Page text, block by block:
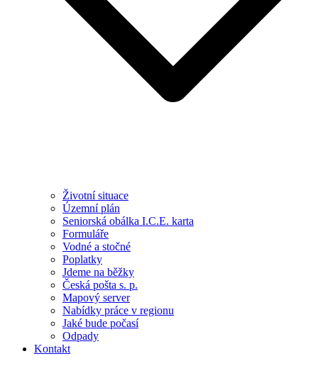
Životní situace
Územní plán
Seniorská obálka I.C.E. karta
Formuláře
Vodné a stočné
Poplatky
Jdeme na běžky
Česká pošta s. p.
Mapový server
Nabídky práce v regionu
Jaké bude počasí
Odpady
Kontakt